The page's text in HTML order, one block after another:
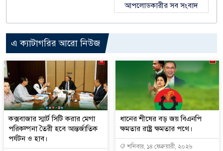
আপলোডকারীর সব সংবাদ
এ ক্যাটাগরির আরো নিউজ
কক্সবাজার স্মার্ট সিটি করার মেগা
পরিকল্পনা তৈরী হবে আন্তর্জাতিক
পর্যটন ও হাব।
ধানের শীষের বড় জয় বিএনপি
ক্ষমতার রাষ্ট্র ক্ষমতার পথে।
শনিবার, ১৪ ফেব্রুয়ারী, ২০২৬